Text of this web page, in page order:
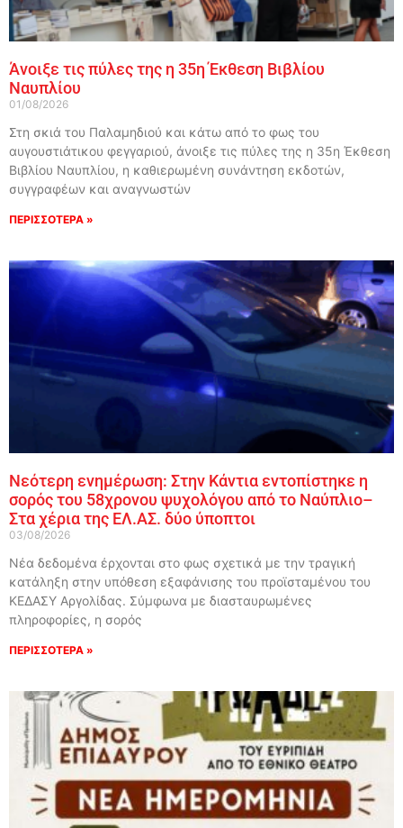
Άνοιξε τις πύλες της η 35η Έκθεση Βιβλίου
Ναυπλίου
01/08/2026
Στη σκιά του Παλαμηδιού και κάτω από το φως του
αυγουστιάτικου φεγγαριού, άνοιξε τις πύλες της η 35η Έκθεση
Βιβλίου Ναυπλίου, η καθιερωμένη συνάντηση εκδοτών,
συγγραφέων και αναγνωστών
ΠΕΡΙΣΣΟΤΕΡΑ »
Νεότερη ενημέρωση: Στην Κάντια εντοπίστηκε η
σορός του 58χρονου ψυχολόγου από το Ναύπλιο–
Στα χέρια της ΕΛ.ΑΣ. δύο ύποπτοι
03/08/2026
Νέα δεδομένα έρχονται στο φως σχετικά με την τραγική
κατάληξη στην υπόθεση εξαφάνισης του προϊσταμένου του
ΚΕΔΑΣΥ Αργολίδας. Σύμφωνα με διασταυρωμένες
πληροφορίες, η σορός
ΠΕΡΙΣΣΟΤΕΡΑ »